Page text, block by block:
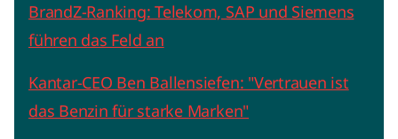
BrandZ-Ranking: Telekom, SAP und Siemens
führen das Feld an
Kantar-CEO Ben Ballensiefen: "Vertrauen ist
das Benzin für starke Marken"